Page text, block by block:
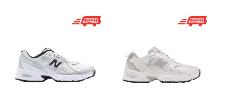
₡29,600.₡21,900. ₡38,000.₡17,900.